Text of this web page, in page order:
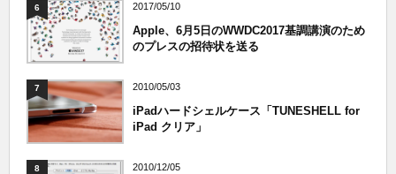
6 2017/05/10
Apple、6月5日のWWDC2017基調講演のため
のプレスの招待状を送る
7 2010/05/03
iPadハードシェルケース「TUNESHELL for
iPad クリア」
8 2010/12/05